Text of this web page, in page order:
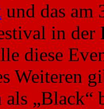
und das am
in der
diese
Weiteren
als